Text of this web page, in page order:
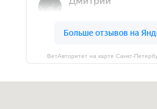
ВетАвторитет на карте